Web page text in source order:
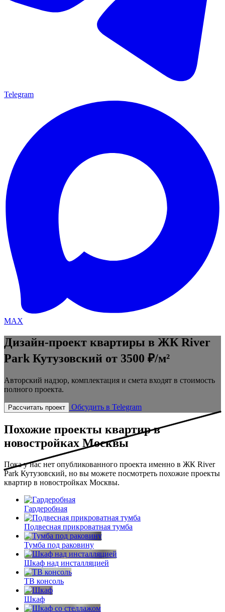
Telegram
MAX
Дизайн-проект квартиры в ЖК River
Park Кутузовский от 3500 ₽/м²
Авторский надзор, комплектация и смета входят в стоимость
полного проекта.
Рассчитать проект Обсудить в Telegram
Похожие проекты квартир в
новостройках Москвы
Пока у нас нет опубликованного проекта именно в ЖК River
Park Кутузовский, но вы можете посмотреть похожие проекты
квартир в новостройках Москвы.
Гардеробная
Подвесная прикроватная тумба
Тумба под раковину
Шкаф над инсталляцией
ТВ консоль
Шкаф